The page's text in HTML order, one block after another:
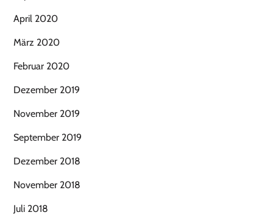
April 2020
März 2020
Februar 2020
Dezember 2019
November 2019
September 2019
Dezember 2018
November 2018
Juli 2018